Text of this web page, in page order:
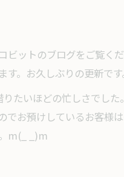
ビットのブログをご覧く
す。お久しぶりの更新です
たいほどの忙しさでした
でお預けしているお客様
m(_ _)m